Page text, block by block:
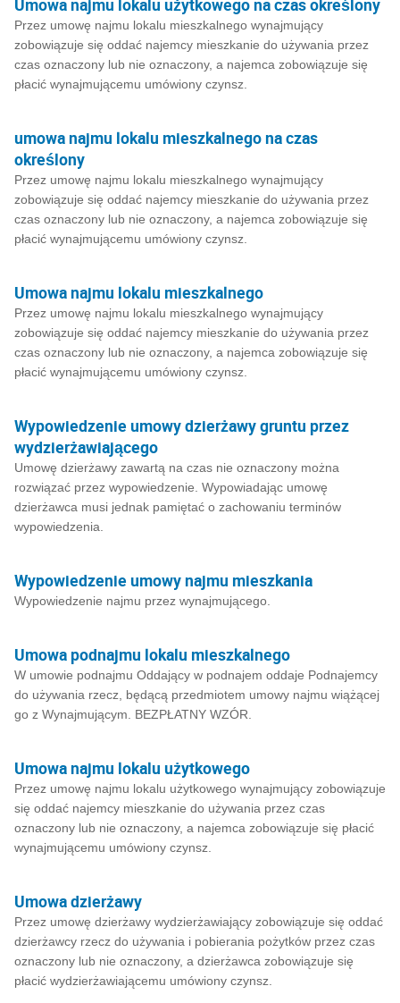
Umowa najmu lokalu użytkowego na czas określony
Przez umowę najmu lokalu mieszkalnego wynajmujący
zobowiązuje się oddać najemcy mieszkanie do używania przez
czas oznaczony lub nie oznaczony, a najemca zobowiązuje się
płacić wynajmującemu umówiony czynsz.
umowa najmu lokalu mieszkalnego na czas
określony
Przez umowę najmu lokalu mieszkalnego wynajmujący
zobowiązuje się oddać najemcy mieszkanie do używania przez
czas oznaczony lub nie oznaczony, a najemca zobowiązuje się
płacić wynajmującemu umówiony czynsz.
Umowa najmu lokalu mieszkalnego
Przez umowę najmu lokalu mieszkalnego wynajmujący
zobowiązuje się oddać najemcy mieszkanie do używania przez
czas oznaczony lub nie oznaczony, a najemca zobowiązuje się
płacić wynajmującemu umówiony czynsz.
Wypowiedzenie umowy dzierżawy gruntu przez
wydzierżawiającego
Umowę dzierżawy zawartą na czas nie oznaczony można
rozwiązać przez wypowiedzenie. Wypowiadając umowę
dzierżawca musi jednak pamiętać o zachowaniu terminów
wypowiedzenia.
Wypowiedzenie umowy najmu mieszkania
Wypowiedzenie najmu przez wynajmującego.
Umowa podnajmu lokalu mieszkalnego
W umowie podnajmu Oddający w podnajem oddaje Podnajemcy
do używania rzecz, będącą przedmiotem umowy najmu wiążącej
go z Wynajmującym. BEZPŁATNY WZÓR.
Umowa najmu lokalu użytkowego
Przez umowę najmu lokalu użytkowego wynajmujący zobowiązuje
się oddać najemcy mieszkanie do używania przez czas
oznaczony lub nie oznaczony, a najemca zobowiązuje się płacić
wynajmującemu umówiony czynsz.
Umowa dzierżawy
Przez umowę dzierżawy wydzierżawiający zobowiązuje się oddać
dzierżawcy rzecz do używania i pobierania pożytków przez czas
oznaczony lub nie oznaczony, a dzierżawca zobowiązuje się
płacić wydzierżawiającemu umówiony czynsz.